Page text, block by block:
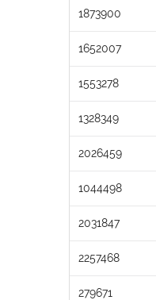
1873900
1652007
1553278
1328349
2026459
1044498
2031847
2257468
279671